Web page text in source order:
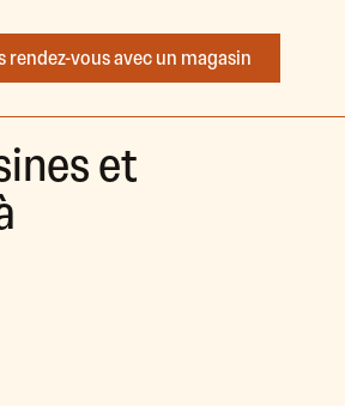
rendez-vousavec un magasin
et